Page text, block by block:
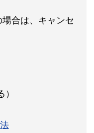
場合は、キャンセ